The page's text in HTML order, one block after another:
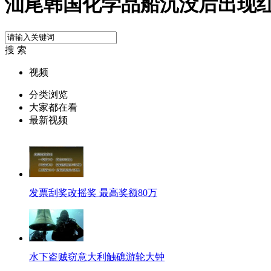
汕尾韩国化学品船沉没后出现
搜 索
视频
分类浏览
大家都在看
最新视频
发票刮奖改摇奖 最高奖额80万
水下盗贼窃意大利触礁游轮大钟